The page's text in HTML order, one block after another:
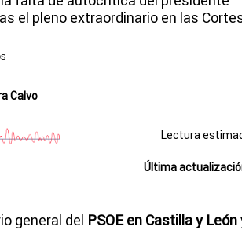
el pleno extraordinario en las
Calvo
Lectura
Última
general del PSOE en Castilla y León